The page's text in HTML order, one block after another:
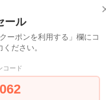
メー
締
（当
ール
ーポンを利用する」欄にコ
ださい。
コード